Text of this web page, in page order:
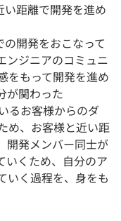
距離で開発を進め
開発をおこなって
ンジニアのコミュニ
をもって開発を進め
が関わった
るお客様からのダ
め、お客様と近い距
開発メンバー同士が
いくため、自分のア
いく過程を、身をも